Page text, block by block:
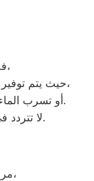
فلا داعي للقلق. يمكنك ببساطة الاتصال بخدمة العملاء المخصصة للصيانة الفورية،
حيث يتم توفير فريق فنيين متخصصين لحل جميع المشاكل بفاعلية. سواء كنت تعاني من مشاكل في التبريد،
أو تسرب الماء، أو أي عطل آخر، يمكن أن يصل الفنيون إلى موقعك بسرعة لتقديم الدعم والصيانة اللازمة.
لا تتردد في الاتصال بخدمة العملاء للحصول على مساعدة فورية وإصلاح سريع لأجهزتك الكهربائية.
مراكز إصلاح هوفر في سرس الليان يعد من الوجهات الرئيسية للصيانة في المنطقة،